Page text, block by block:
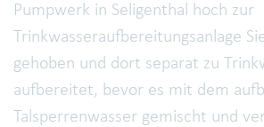
Pumpwerk in Seligenthal hoch zur
Trinkwasseraufbereitungsanlage
gehoben und dort separat zu
aufbereitet, bevor es mit dem
Talsperrenwasser gemischt und